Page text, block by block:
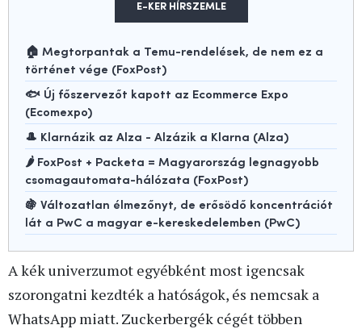
E-KER HÍRSZEMLE
🏠 Megtorpantak a Temu-rendelések, de nem ez a
történet vége (FoxPost)
🐟 Új főszervezőt kapott az Ecommerce Expo
(Ecomexpo)
🎩 Klarnázik az Alza - Alzázik a Klarna (Alza)
🌶️ FoxPost + Packeta = Magyarország legnagyobb
csomagautomata-hálózata (FoxPost)
🍇 Változatlan élmezőnyt, de erősödő koncentrációt
lát a PwC a magyar e-kereskedelemben (PwC)
A kék univerzumot egyébként most igencsak
szorongatni kezdték a hatóságok, és nemcsak a
WhatsApp miatt. Zuckerbergék cégét többen